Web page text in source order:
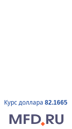
Курс доллара 82.1665